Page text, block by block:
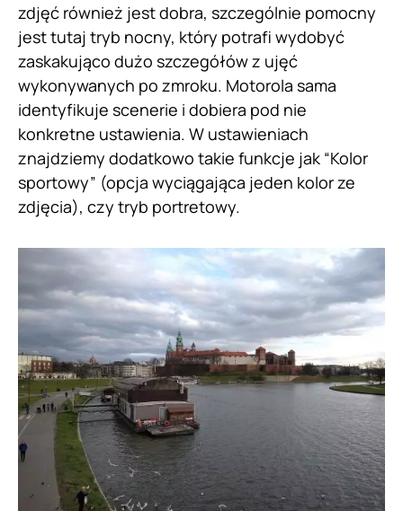
zdjęć również jest dobra, szczególnie pomocny
jest tutaj tryb nocny, który potrafi wydobyć
zaskakująco dużo szczegółów z ujęć
wykonywanych po zmroku. Motorola sama
identyfikuje scenerie i dobiera pod nie
konkretne ustawienia. W ustawieniach
znajdziemy dodatkowo takie funkcje jak “Kolor
sportowy” (opcja wyciągająca jeden kolor ze
zdjęcia), czy tryb portretowy.